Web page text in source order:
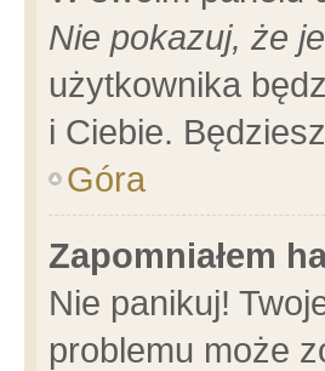
Nie pokazuj, że
użytkownika
i Ciebie.
Góra
Zapomniałem
Nie panikuj!
problemu może